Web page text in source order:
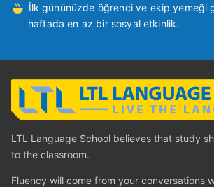
İlk gününüzde öğrenci ve ekip yemeği
haftada en az bir sosyal etkinlik.
LTL Language School believes that study
to the classroom.
Fluency will come from your conversations